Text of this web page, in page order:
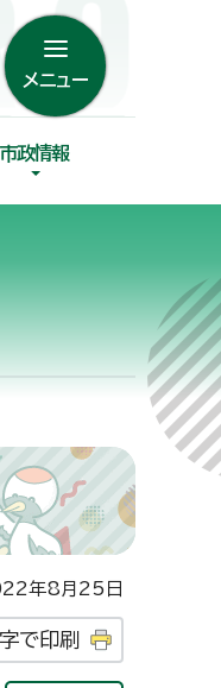
メニュー
市政情報
年8月25日
で印刷